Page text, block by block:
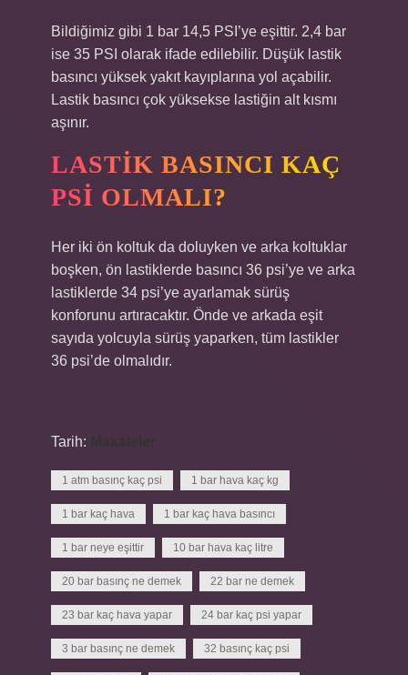
Bildiğimiz gibi 1 bar 14,5 PSI’ye eşittir. 2,4 bar
ise 35 PSI olarak ifade edilebilir. Düşük lastik
basıncı yüksek yakıt kayıplarına yol açabilir.
Lastik basıncı çok yüksekse lastiğin alt kısmı
aşınır.
LASTIK BASINCI KAÇ
PSI OLMALI?
Her iki ön koltuk da doluyken ve arka koltuklar
boşken, ön lastiklerde basıncı 36 psi’ye ve arka
lastiklerde 34 psi’ye ayarlamak sürüş
konforunu artıracaktır. Önde ve arkada eşit
sayıda yolcuyla sürüş yaparken, tüm lastikler
36 psi’de olmalıdır.
Tarih:
1 atm basınç kaç psi 1 bar hava kaç kg
1 bar kaç hava 1 bar kaç hava basıncı
1 bar neye eşittir 10 bar hava kaç litre
20 bar basınç ne demek 22 bar ne demek
23 bar kaç hava yapar 24 bar kaç psi yapar
3 bar basınç ne demek 32 basınç kaç psi